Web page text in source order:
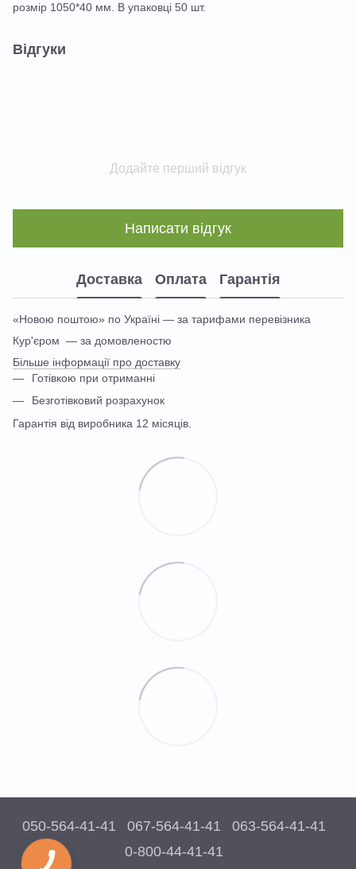
розмір 1050*40 мм. В упаковці 50 шт.
Відгуки
Додайте перший відгук
Написати відгук
Доставка Оплата Гарантія
«Новою поштою» по Україні — за тарифами перевізника
Кур'єром — за домовленостю
Більше інформації про доставку
Готівкою при отриманні
Безготівковий розрахунок
Гарантія від виробника 12 місяців.
050-564-41-41 067-564-41-41
063-564-41-41
0-800-44-41-41